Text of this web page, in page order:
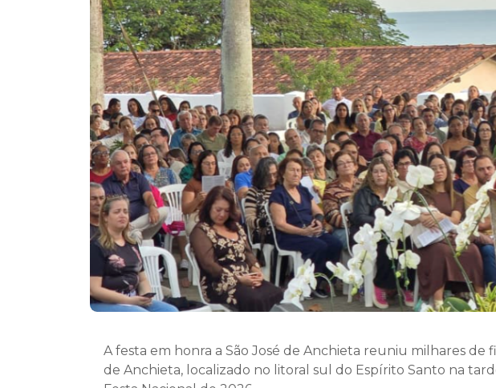
A festa em honra a São José de Anchieta reuniu milhares de
de Anchieta, localizado no litoral sul do Espírito Santo na